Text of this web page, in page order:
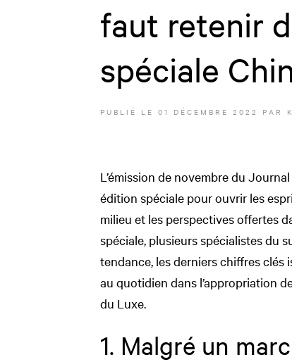
faut retenir
spéciale
PUBLIÉ LE 01 DÉCEMBRE 2022 PAR
L’émission de novembre du
édition spéciale pour ouvrir les
milieu et les perspectives offertes
spéciale, plusieurs spécialistes du
tendance, les derniers chiffres clés
au quotidien dans l’appropriation
du Luxe.
1. Malgré un